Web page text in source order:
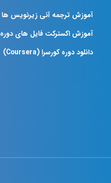
آموزش ترجمه آنی زیرنویس ها
آموزش اکسترکت فایل های دوره
دانلود دوره کورسرا (Coursera)